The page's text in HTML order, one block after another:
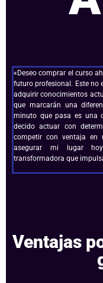
«Deseo comprar el curso
futuro profesional. Este no
adquirir conocimientos
que marcarán una
minuto que pasa es una
decido actuar con
competir con ventaja en
asegurar mi lugar
transformadora que
Ventajas